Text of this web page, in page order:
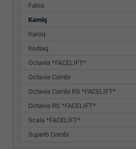
Fabia
Kamiq
Karoq
Kodiaq
Octavia *FACELIFT*
Octavia Combi
Octavia Combi RS *FACELIFT*
Octavia RS *FACELIFT*
Scala *FACELIFT*
Superb Combi